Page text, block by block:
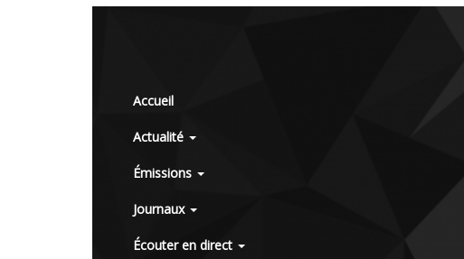
Accueil
Actualité
Émissions
Journaux
Écouter en direct